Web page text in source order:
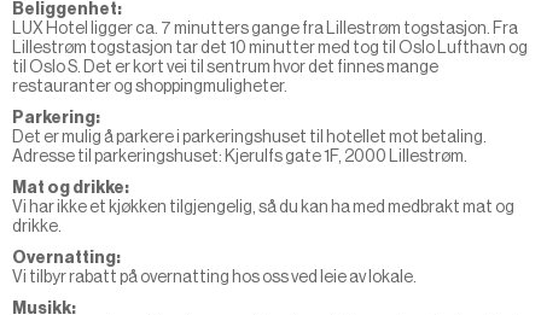
Beliggenhet:
LUX Hotel ligger ca. 7 minutters gange fra Lillestrøm togstasjon. Fra
Lillestrøm togstasjon tar det 10 minutter med tog til Oslo Lufthavn og
til Oslo S. Det er kort vei til sentrum hvor det finnes mange
restauranter og shoppingmuligheter.
Parkering:
Det er mulig å parkere i parkeringshuset til hotellet mot betaling.
Adresse til parkeringshuset: Kjerulfs gate 1F, 2000 Lillestrøm.
Mat og drikke:
Vi har ikke et kjøkken tilgjengelig, så du kan ha med medbrakt mat og
drikke.
Overnatting:
Vi tilbyr rabatt på overnatting hos oss ved leie av lokale.
Musikk: